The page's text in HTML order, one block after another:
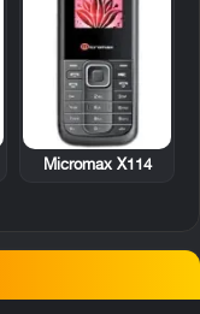
Micromax X114